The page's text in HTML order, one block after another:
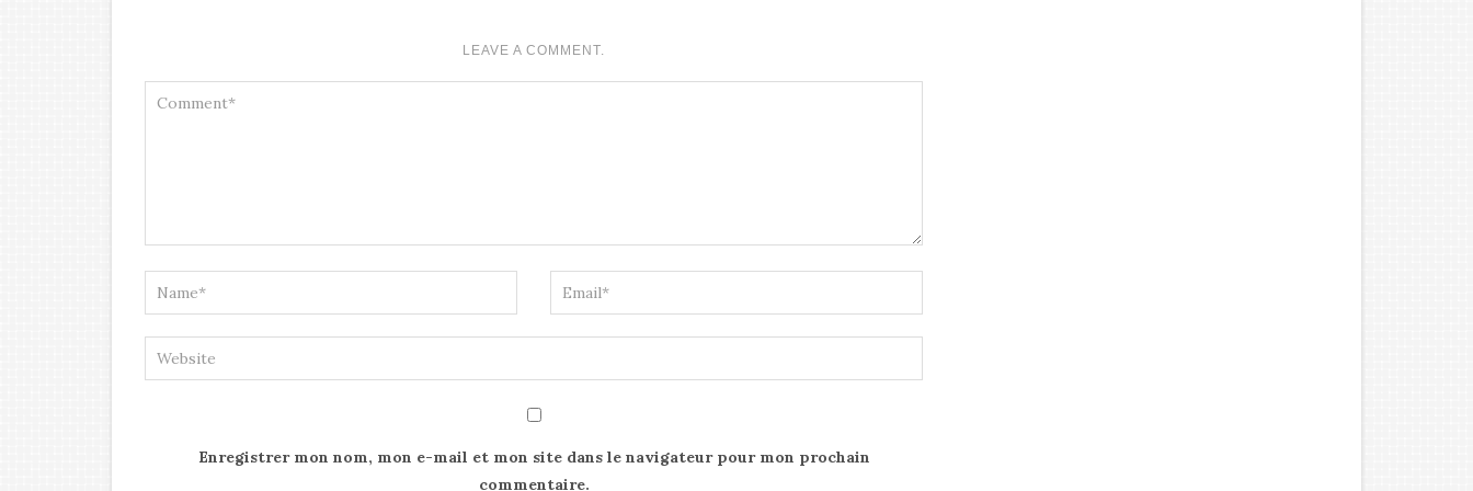
LEAVE A COMMENT.
Enregistrer mon nom, mon e-mail et mon site dans le navigateur pour mon prochain
commentaire.